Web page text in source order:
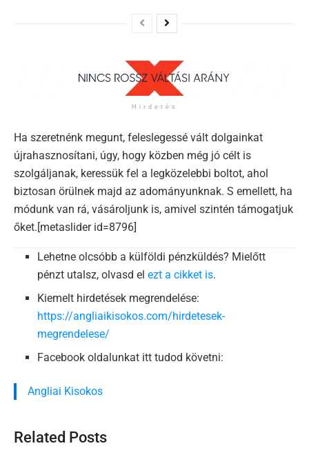
Hirdetés
Ha szeretnénk megunt, feleslegessé vált dolgainkat
újrahasznosítani, úgy, hogy közben még jó célt is
szolgáljanak, keressük fel a legközelebbi boltot, ahol
biztosan örülnek majd az adományunknak. S emellett, ha
módunk van rá, vásároljunk is, amivel szintén támogatjuk
őket.[metaslider id=8796]
Lehetne olcsóbb a külföldi pénzküldés? Mielőtt
pénzt utalsz, olvasd elezt a cikket is.
Kiemelt hirdetések megrendelése:
https://angliaikisokos.com/hirdetesek-
megrendelese/
Facebook oldalunkat itt tudod követni:
Angliai Kisokos
Related Posts